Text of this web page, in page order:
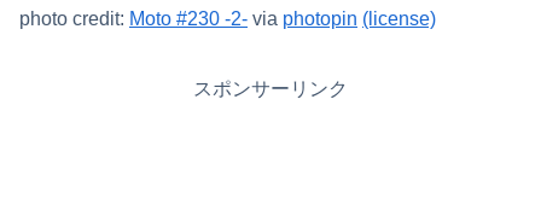
photo credit: Moto #230 -2- via photopin (license)
スポンサーリンク